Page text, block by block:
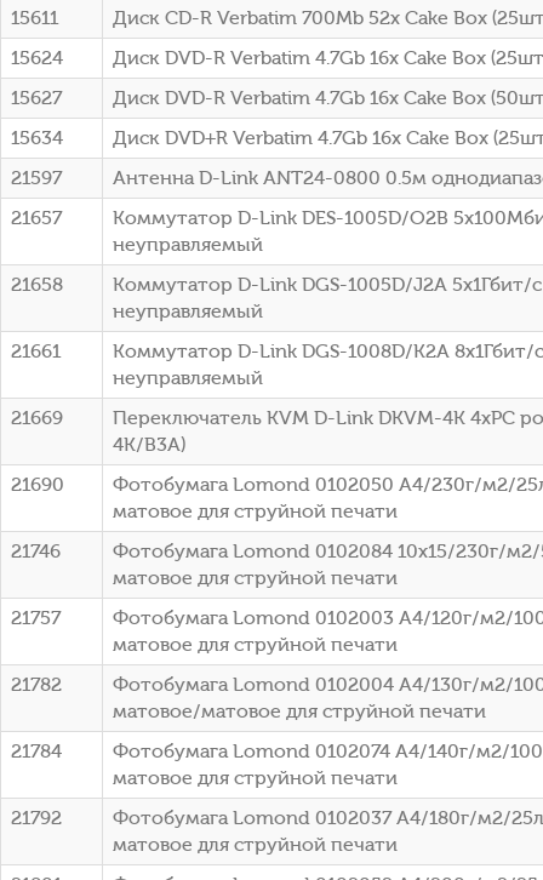
15611
Диск CD-R Verbatim 700Mb 52x Cake Box
15624
Диск DVD-R Verbatim 4.7Gb 16x Cake Box
15627
Диск DVD-R Verbatim 4.7Gb 16x Cake Box
15634
Диск DVD+R Verbatim 4.7Gb 16x Cake Box
21597
Антенна D-Link ANT24-0800 0.5м
21657
Коммутатор D-Link DES-1005D/O2B
неуправляемый
21658
Коммутатор D-Link DGS-1005D/J2A 5x1Гбит/с
неуправляемый
21661
Коммутатор D-Link DGS-1008D/K2A 8x1Гбит/с
неуправляемый
21669
Переключатель KVM D-Link DKVM-4K 4xPC
4K/B3A)
21690
Фотобумага Lomond 0102050 A4/230г/м2/
матовое для струйной печати
21746
Фотобумага Lomond 0102084 10x15/230г/
матовое для струйной печати
21757
Фотобумага Lomond 0102003 A4/120г/м2/
матовое для струйной печати
21782
Фотобумага Lomond 0102004 A4/130г/м2/
матовое/матовое для струйной печати
21784
Фотобумага Lomond 0102074 A4/140г/м2/
матовое для струйной печати
21792
Фотобумага Lomond 0102037 A4/180г/м2/
матовое для струйной печати